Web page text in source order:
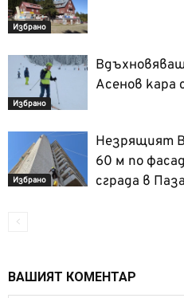
Избрано
Избрано
Асенов кара
Избрано
Незрящият
60 м по
сграда в
ВАШИЯТ КОМЕНТАР